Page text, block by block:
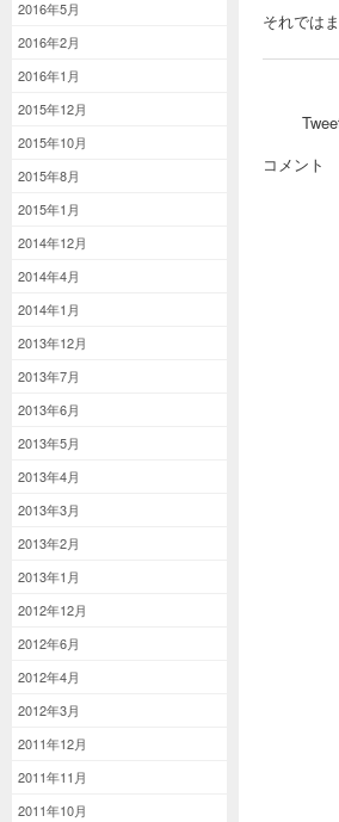
2016年5月
2016年2月
2016年1月
2015年12月
2015年10月
2015年8月
2015年1月
2014年12月
2014年4月
2014年1月
2013年12月
2013年7月
2013年6月
2013年5月
2013年4月
2013年3月
2013年2月
2013年1月
2012年12月
2012年6月
2012年4月
2012年3月
2011年12月
2011年11月
2011年10月
それで
コメント